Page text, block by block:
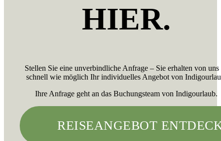
HIER.
Stellen Sie eine unverbindliche Anfrage – Sie erhalten von uns
schnell wie möglich Ihr individuelles Angebot von
Ihre Anfrage geht an das Buchungsteam von Indigourlaub.
REISEANGEBOT